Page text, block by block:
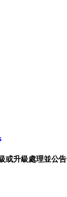
或升級處理並公告